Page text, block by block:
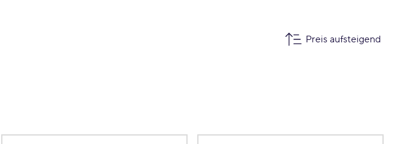
Preis aufsteigend